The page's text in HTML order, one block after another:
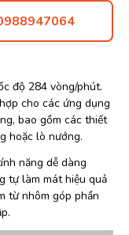
độ 284 vòng/phút.
cho các ứng dụng
bao gồm các thiết
hoặc lò nướng.
năng dễ dàng
tự làm mát hiệu quả
từ nhôm góp phần